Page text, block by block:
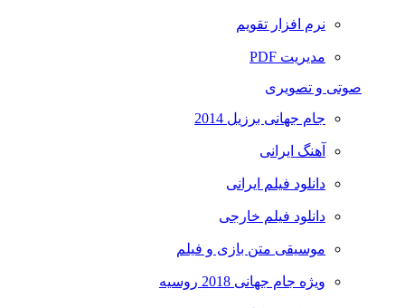
نرم افزار تقویم
مدیریت PDF
صوتی و تصویری
جام جهانی برزیل 2014
آهنگ ایرانی
دانلود فیلم ایرانی
دانلود فیلم خارجی
موسیقی متن بازی و فیلم
ویژه جام جهانی 2018 روسیه